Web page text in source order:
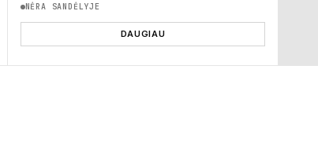
NĖRA SANDĖLYJE
DAUGIAU